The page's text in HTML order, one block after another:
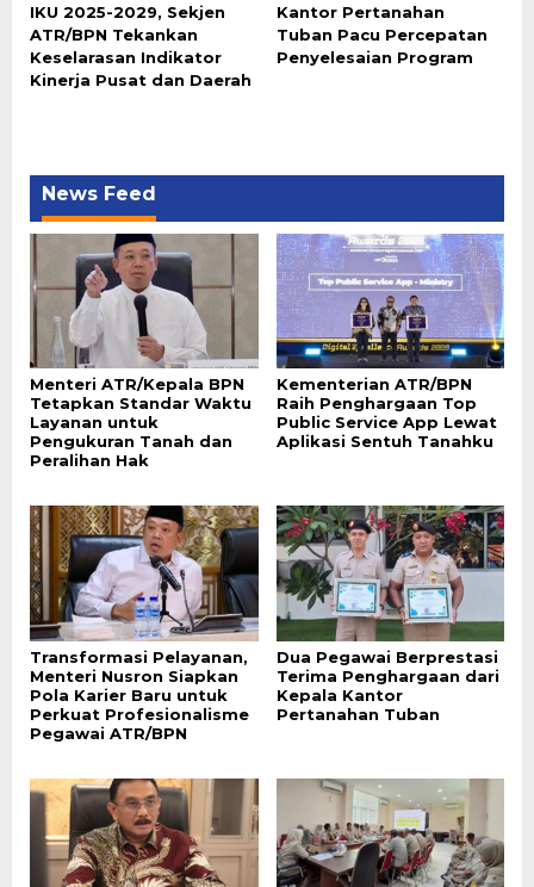
IKU 2025-2029, Sekjen
ATR/BPN Tekankan
Keselarasan Indikator
Kinerja Pusat dan Daerah
Kantor Pertanahan
Tuban Pacu Percepatan
Penyelesaian Program
News Feed
Menteri ATR/Kepala BPN
Tetapkan Standar Waktu
Layanan untuk
Pengukuran Tanah dan
Peralihan Hak
Kementerian ATR/BPN
Raih Penghargaan Top
Public Service App Lewat
Aplikasi Sentuh Tanahku
Transformasi Pelayanan,
Menteri Nusron Siapkan
Pola Karier Baru untuk
Perkuat Profesionalisme
Pegawai ATR/BPN
Dua Pegawai Berprestasi
Terima Penghargaan dari
Kepala Kantor
Pertanahan Tuban